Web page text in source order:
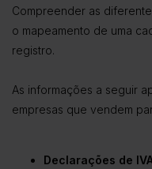
Compreender as
o mapeamento de uma
registro.
As informações a seguir
empresas que vendem
Declarações de